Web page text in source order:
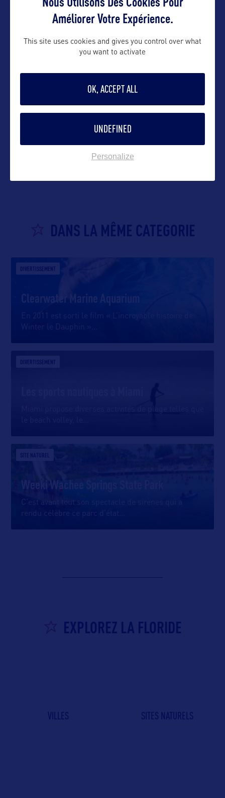
Suivre
DANS LA MÊME CATEGORIE
DIVERTISSEMENT
Clearwater Marine Aquarium
En 2011 est sorti le film « L’incroyable histoire de
Winter le Dauphin »
DIVERTISSEMENT
Miami propose diverses activités de plage telles que
SITE NATUREL
Weeki Wachee Springs State Park
C’est avant tout son spectacle de sirènes qui a
rendu célèbre ce parc d’état
EXPLOREZ LA FLORIDE
VILLES SITES NATURELS
Améliorer Votre Expérience.
This site uses cookies and gives you control over what
you want to activate
OK, ACCEPT ALL
UNDEFINED
Personalize